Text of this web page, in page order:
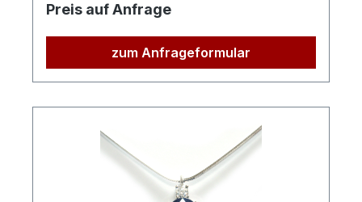
Preis auf Anfrage
zum Anfrageformular